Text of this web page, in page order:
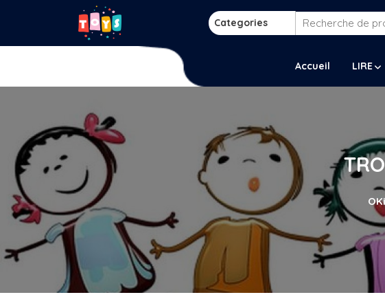
Categories
Recherche
Accueil LIRE